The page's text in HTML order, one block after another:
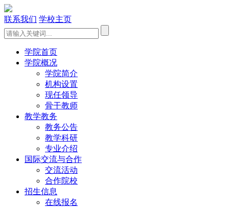
联系我们 学校主页
学院首页
学院概况
学院简介
机构设置
现任领导
骨干教师
教学教务
教务公告
教学科研
专业介绍
国际交流与合作
交流活动
合作院校
招生信息
在线报名